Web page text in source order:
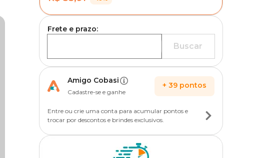
Frete e prazo:
Buscar
Amigo Cobasi
Cadastre-se e ganhe
+ 39 pontos
Entre ou crie uma conta para acumular pontos e
trocar por descontos e brindes exclusivos.